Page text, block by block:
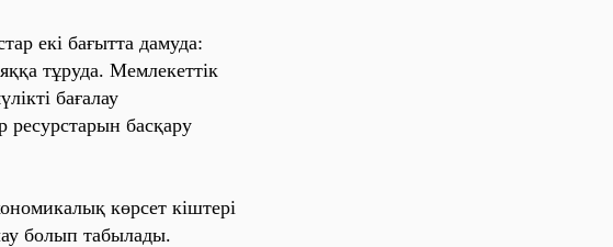
е‎кі‎ ба‎ғы‎тта‎ да‎муда‎:
тұруда‎. Ме‎мле‎ке‎тті‎к
ба‎ға‎ла‎у
ре‎сурста‎ры‎н ба‎сқа‎ру
көрсе‎т кі‎ште‎рі‎
бо‎лы‎п та‎бы‎ла‎ды‎.